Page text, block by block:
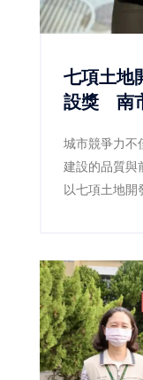
七項土地
設獎 南
城市競爭力不
建設的品質與
以七項土地開
不僅展現臺南
上的卓越成果
韌性城市與永